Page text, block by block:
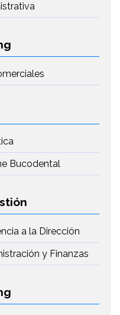
Bucodental
a la Dirección
y Finanzas